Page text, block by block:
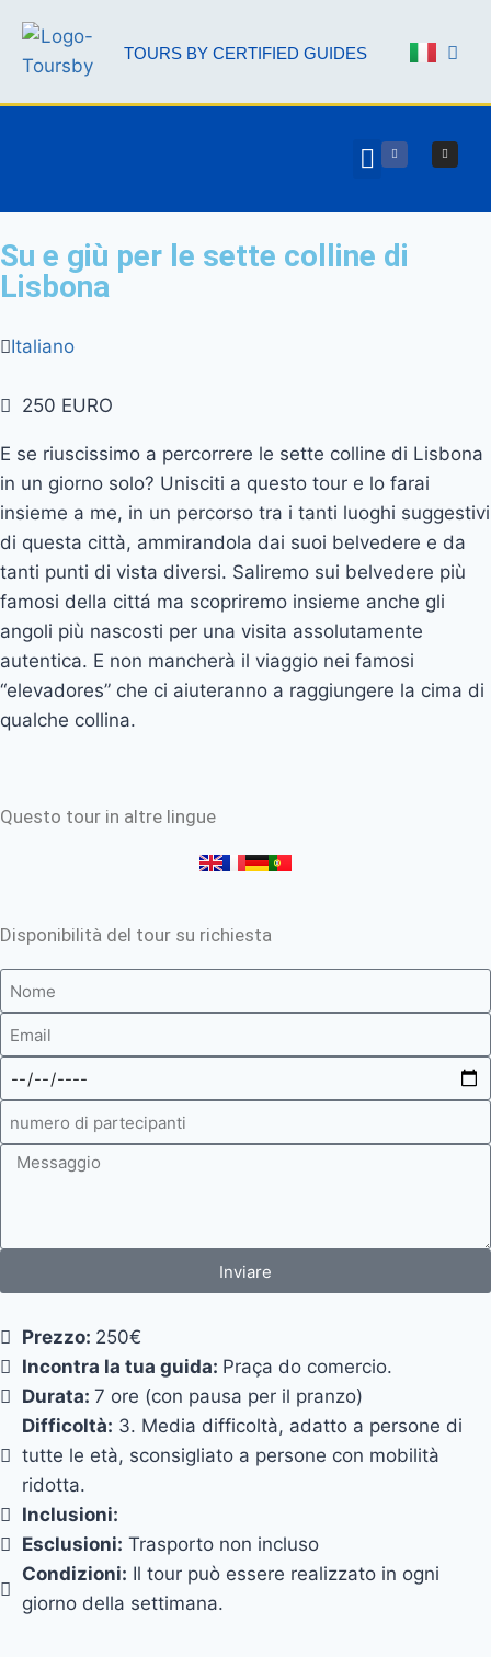
TOURS BY CERTIFIED GUIDES
Su e giù per le sette colline di
Lisbona
Italiano
250 EURO
E se riuscissimo a percorrere le sette colline di Lisbona
in un giorno solo? Unisciti a questo tour e lo farai
insieme a me, in un percorso tra i tanti luoghi suggestivi
di questa città, ammirandola dai suoi belvedere e da
tanti punti di vista diversi. Saliremo sui belvedere più
famosi della cittá ma scopriremo insieme anche gli
angoli più nascosti per una visita assolutamente
autentica. E non mancherà il viaggio nei famosi
“elevadores” che ci aiuteranno a raggiungere la cima di
qualche collina.
Questo tour in altre lingue
Disponibilità del tour su richiesta
Inviare
Prezzo: 250€
Incontra la tua guida: Praça do comercio.
Durata: 7 ore (con pausa per il pranzo)
Difficoltà: 3. Media difficoltà, adatto a persone di
tutte le età, sconsigliato a persone con mobilità
ridotta.
Inclusioni:
Esclusioni: Trasporto non incluso
Condizioni: Il tour può essere realizzato in ogni
giorno della settimana.